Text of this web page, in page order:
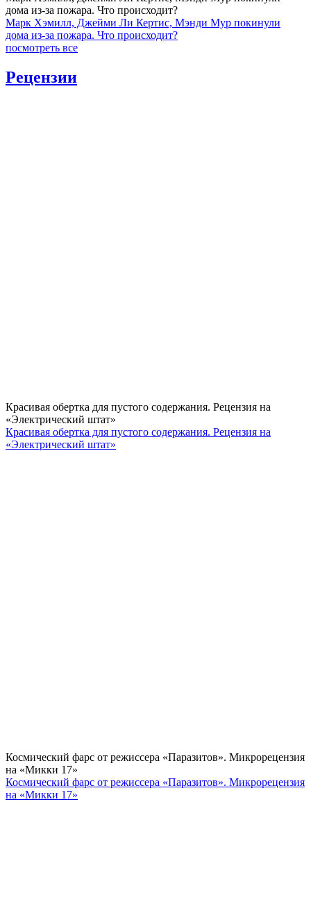
дома из-за пожара. Что происходит?
Марк Хэмилл, Джейми Ли Кертис, Мэнди Мур покинули
дома из-за пожара. Что происходит?
посмотреть все
Рецензии
Красивая обертка для пустого содержания. Рецензия на
«Электрический штат»
Красивая обертка для пустого содержания. Рецензия на
«Электрический штат»
Космический фарс от режиссера «Паразитов». Микрорецензия
на «Микки 17»
Космический фарс от режиссера «Паразитов». Микрорецензия
на «Микки 17»